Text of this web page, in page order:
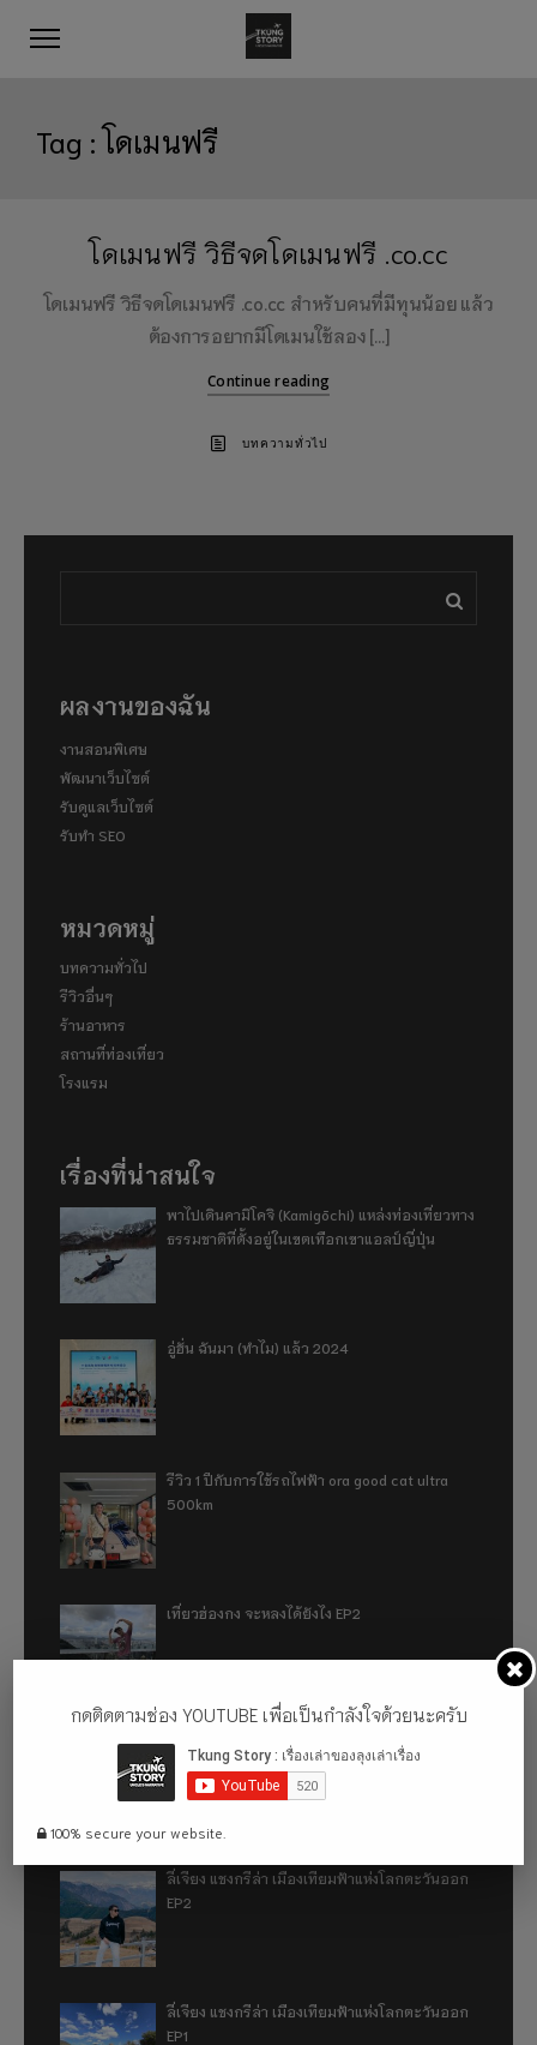
Tag :โดเมนฟรี
โดเมนฟรี วิธีจดโดเมนฟรี .co.cc
โดเมนฟรี วิธีจดโดเมนฟรี .co.cc สำหรับคนที่มีทุนน้อย แล้ว
ต้องการอยากมีโดเมนใช้ลอง […]
Continue reading
บทความทั่วไป
ผลงานของฉัน
งานสอนพิเศษ
พัฒนาเว็บไซต์
รับดูแลเว็บไซต์
รับทำ SEO
หมวดหมู่
บทความทั่วไป
รีวิวอื่นๆ
ร้านอาหาร
สถานที่ท่องเที่ยว
โรงแรม
เรื่องที่น่าสนใจ
พาไปเดินคามิโคจิ (Kamigōchi) แหล่งท่องเที่ยวทาง
ธรรมชาติที่ตั้งอยู่ในเขตเทือกเขาแอลป์ญี่ปุ่น
อู่ฮั่น ฉันมา (ทำไม) แล้ว 2024
รีวิว 1 ปีกับการใช้รถไฟฟ้า ora good cat ultra
500km
เที่ยวฮ่องกง จะหลงได้ยังไง EP2
เที่ยวฮ่องกง จะหลงได้ยังไง EP1
ลี่เจียง แชงกรีล่า เมืองเทียมฟ้าแห่งโลกตะวันออก
EP2
ลี่เจียง แชงกรีล่า เมืองเทียมฟ้าแห่งโลกตะวันออก
EP1
กดติดตามช่อง YOUTUBE เพื่อเป็นกำลังใจด้วยนะครับ
100% secure your website.